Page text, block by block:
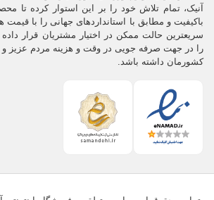
آنیک، تمام تلاش خود را بر این استوار کرده تا
باکیفیت و مطابق با استانداردهای جهانی را با
سریعترین حالت ممکن در اختیار مشتریان قرار داده
را در جهت صرفه جویی در وقت و هزینه مردم عزیز
کشورمان داشته باشد.